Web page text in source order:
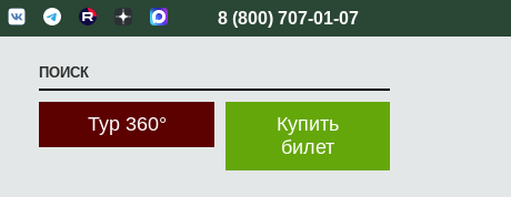
8 (800) 707-01-07
Купить
билет
Тур 360°